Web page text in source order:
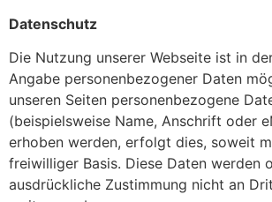
Datenschutz
Die Nutzung unserer Webseite ist in
Angabe personenbezogener Daten
unseren Seiten personenbezogene
(beispielsweise Name, Anschrift oder
erhoben werden, erfolgt dies, soweit
freiwilliger Basis. Diese Daten werden
ausdrückliche Zustimmung nicht an